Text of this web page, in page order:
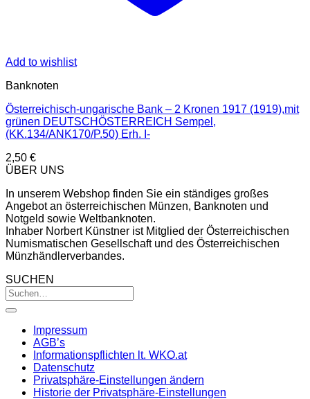
Add to wishlist
Banknoten
Österreichisch-ungarische Bank – 2 Kronen 1917 (1919),mit
grünen DEUTSCHÖSTERREICH Sempel,
(KK.134/ANK170/P.50) Erh. I-
2,50 €
ÜBER UNS
In unserem Webshop finden Sie ein ständiges großes
Angebot an österreichischen Münzen, Banknoten und
Notgeld sowie Weltbanknoten.
Inhaber Norbert Künstner ist Mitglied der Österreichischen
Numismatischen Gesellschaft und des Österreichischen
Münzhändlerverbandes.
SUCHEN
Impressum
AGB’s
Informationspflichten lt. WKO.at
Datenschutz
Privatsphäre-Einstellungen ändern
Historie der Privatsphäre-Einstellungen